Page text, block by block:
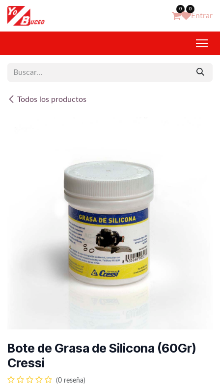
Ir al contenido 0 0
Entrar
Todos los productos
Bote de Grasa de Silicona (60Gr)
Cressi
(0 reseña)